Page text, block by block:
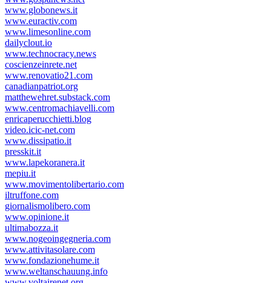
www.globonews.it
www.euractiv.com
www.limesonline.com
dailyclout.io
www.technocracy.news
coscienzeinrete.net
www.renovatio21.com
canadianpatriot.org
matthewehret.substack.com
www.centromachiavelli.com
enricaperucchietti.blog
video.icic-net.com
www.dissipatio.it
presskit.it
www.lapekoranera.it
mepiu.it
www.movimentolibertario.com
iltruffone.com
giornalismolibero.com
www.opinione.it
ultimabozza.it
www.nogeoingegneria.com
www.attivitasolare.com
www.fondazionehume.it
www.weltanschauung.info